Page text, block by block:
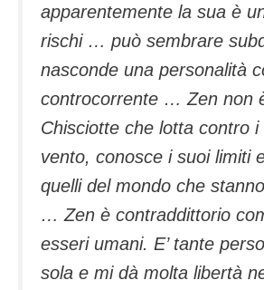
apparentemente la sua è
rischi … può sembrare
nasconde una personalità
controcorrente … Zen non
Chisciotte che lotta contro i
vento, conosce i suoi limiti
quelli del mondo che
… Zen è contraddittorio
esseri umani. E’ tante
sola e mi dà molta libertà